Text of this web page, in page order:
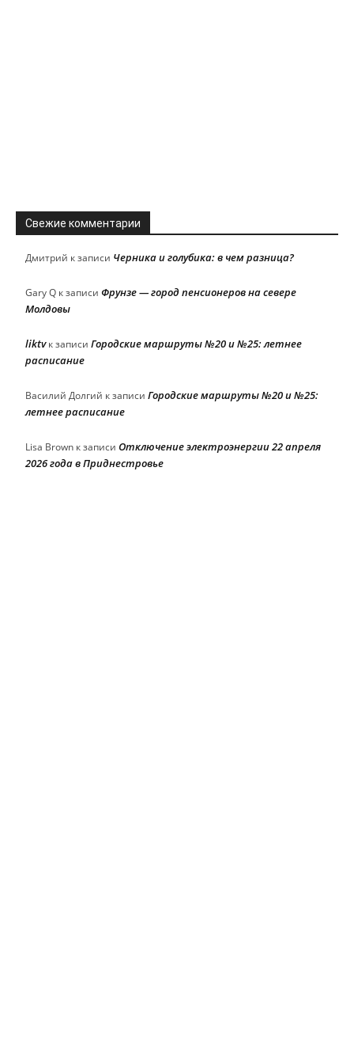
Свежие комментарии
Дмитрий к записи Черника и голубика: в чем разница?
Gary Q к записи Фрунзе — город пенсионеров на севере
Молдовы
liktvк записи Городские маршруты №20 и №25: летнее
расписание
Василий Долгий к записи Городские маршруты №20 и №25:
летнее расписание
Lisa Brown к записи Отключение электроэнергии 22 апреля
2026 года в Приднестровье